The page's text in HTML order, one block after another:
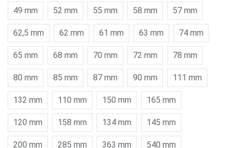
49 mm 52 mm 55 mm 58 mm 57 mm
62,5 mm 62 mm 61 mm 63 mm 74 mm
65 mm 68 mm 70 mm 72 mm 78 mm
80 mm 85 mm 87 mm 90 mm 111 mm
132 mm 110 mm 150 mm 165 mm
120 mm 158 mm 134 mm 145 mm
200 mm 285 mm 363 mm 540 mm